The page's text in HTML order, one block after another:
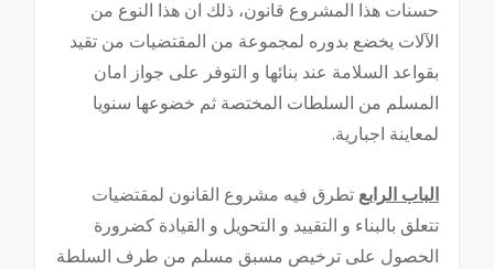
حسنات هذا المشروع قانون، ذلك ان هذا النوع من
الآلات يخضع بدوره لمجموعة من المقتضيات من تقيد
بقواعد السلامة عند بنائها و التوفر على جواز امان
المسلم من السلطات المختصة ثم خضوعها سنويا
لمعاينة اجبارية.
الباب الرابع تطرق فيه مشروع القانون لمقتضيات
تتعلق بالبناء و التقييد و التحويل و القيادة كضرورة
الحصول على ترخيص مسبق مسلم من طرف السلطة